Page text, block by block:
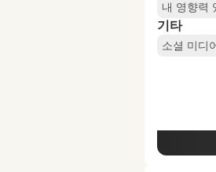
내 영향력
기타
소셜 미디